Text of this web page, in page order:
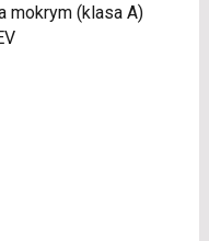
mokrym (klasa A)